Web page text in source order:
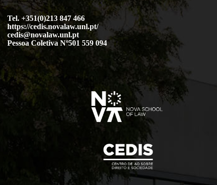
Tel. +351(0)213 847 466
https://cedis.novalaw.unl.pt/
cedis@novalaw.unl.pt
Pessoa Coletiva Nº501 559 094